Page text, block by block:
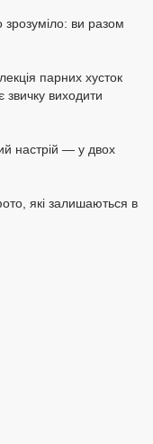
зрозуміло: ви разом
парних хусток
звичку виходити
настрій — у двох
які залишаються в